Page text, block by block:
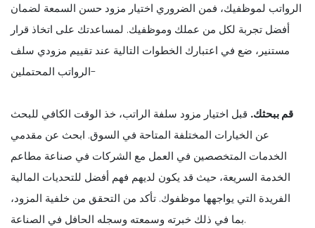
الرواتب لموظفيك، فمن الضروري اختيار مزود حسن السمعة لضمان
أفضل تجربة لكل من عملك وموظفيك. لمساعدتك على اتخاذ قرار
مستنير، ضع في اعتبارك الخطوات التالية عند تقييم مزودي سلف
الرواتب المحتملين-
قم ببحثك. قبل اختيار مزود سلفة الراتب، خذ الوقت الكافي للبحث
عن الخيارات المختلفة المتاحة في السوق. ابحث عن مقدمي
الخدمات المتخصصين في العمل مع الشركات في صناعة مطاعم
الخدمة السريعة، حيث قد يكون لديهم فهم أفضل للتحديات المالية
الفريدة التي يواجهها موظفوك. تأكد من التحقق من خلفية المزود،
بما في ذلك خبرته وسمعته وسجله الحافل في الصناعة.